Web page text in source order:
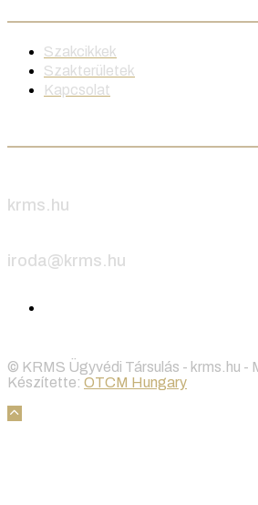
Szakcikkek
Szakterületek
Kapcsolat
krms.hu
iroda@krms.hu
© KRMS Ügyvédi Társulás - krms.hu -
Készítette: OTCM Hungary